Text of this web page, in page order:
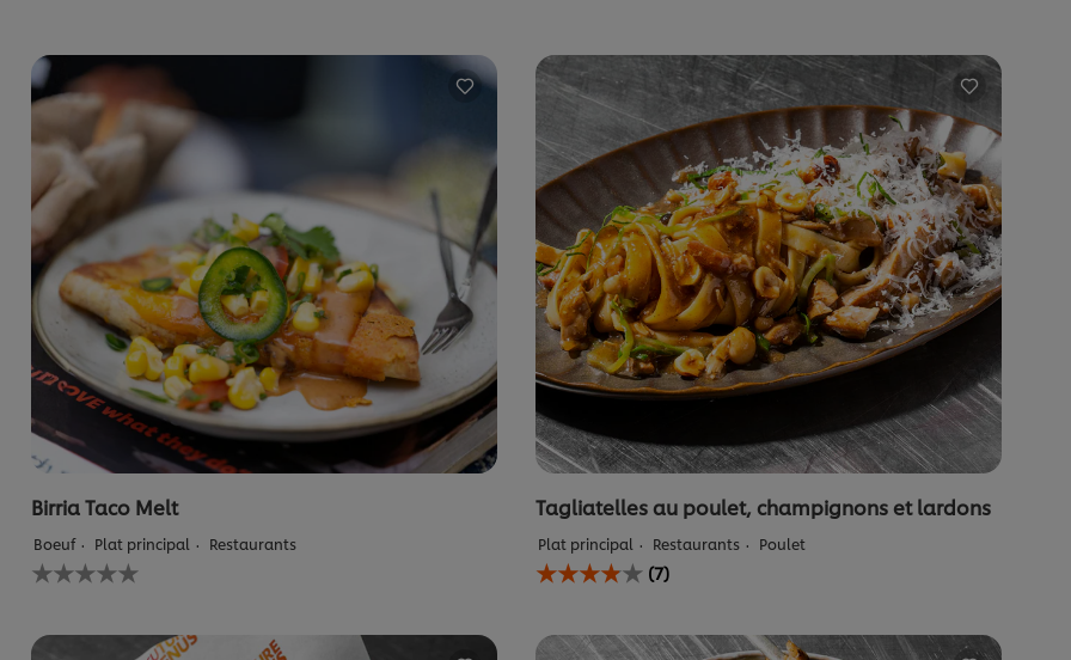
Birria Taco Melt
Boeuf Plat principal Restaurants
Aucune
évaluation
ce
Tagliatelles au poulet, champignons et lardons
Plat principal Restaurants Poulet
La
note
ce
(7)